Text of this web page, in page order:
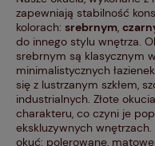
zapewniają stabilność
kolorach: srebrnym,
do innego stylu wnętrza.
srebrnym są klasycznym
minimalistycznych
się z lustrzanym szkłem,
industrialnych. Złote
charakteru, co czyni je
ekskluzywnych
okuć: polerowane,